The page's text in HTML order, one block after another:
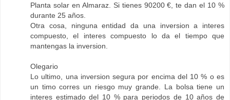
Planta solar en Almaraz. Si tienes 90200 €, te dan el 10 %
durante 25 años.
Otra cosa, ninguna entidad da una inversion a interes
compuesto, el interes compuesto lo da el tiempo que
mantengas la inversion.
Olegario
Lo ultimo, una inversion segura por encima del 10 % o es
un timo corres un riesgo muy grande. La bolsa tiene un
interes estimado del 10 % para periodos de 10 años de